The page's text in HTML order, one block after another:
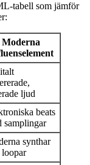
tabell som jämför
Moderna
ljud
beats
samplingar
synthar
loopar